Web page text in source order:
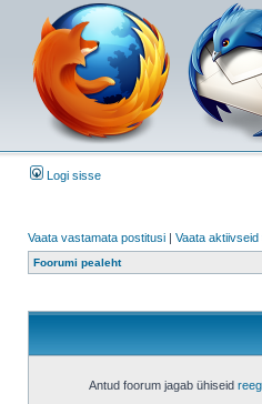
Logi sisse
Vaata vastamata postitusi | Vaata aktiivseid
Foorumi pealeht
Antud foorum jagab ühiseid